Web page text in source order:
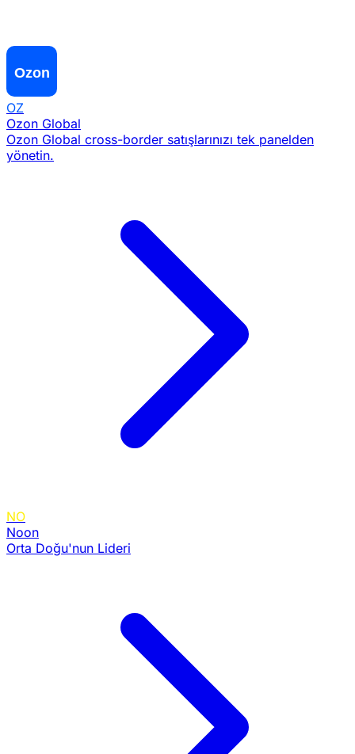
OZ
Ozon Global
Ozon Global cross-border satışlarınızı tek panelden
yönetin.
NO
Noon
Orta Doğu'nun Lideri